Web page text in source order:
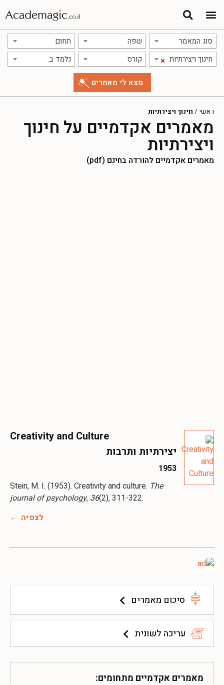
סוג המאמר שפה תחום
× חינוך ויצירתיות קורס נלמד ב:
סיכום מאמרים
עריכה לשונית
מאמרים אקדמיים מתחומים:
ראשי / חינוך ויצירתיות
מאמרים אקדמיים על חינוך
ויצירתיות
מאמרים אקדמיים להורדה בחינם (pdf)
Creativity and Culture
יצירתיות ותרבות
1953
Stein, M. I. (1953). Creativity and culture. The
journal of psychology, 36(2), 311-322.
לצפיה